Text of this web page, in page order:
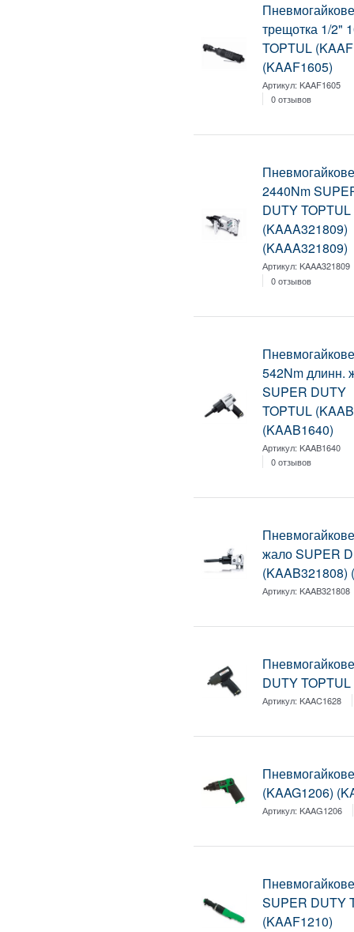
трещотка 1/2"
TOPTUL
(KAAF1605)
Артикул:KAAF1605
0 отзывов
2440Nm
DUTY TOPTUL
(KAAA321809)
(KAAA321809)
Артикул:KAAA321809
0 отзывов
542Nm длинн.
SUPER DUTY
TOPTUL
(KAAB1640)
Артикул:KAAB1640
0 отзывов
жало SUPER
(KAAB321808)
Артикул:KAAB321808
DUTY
Артикул:KAAC1628
(KAAG1206)
Артикул:KAAG1206
SUPER DUTY
(KAAF1210)